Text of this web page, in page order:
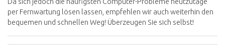
per Fernwartung lösen lassen, empfehlen wir auch weiterhin den
bequemen und schnellen Weg! Überzeugen Sie sich selbst!